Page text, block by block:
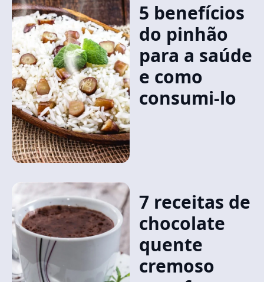
5 benefícios
do pinhão
para a saúde
e como
consumi-lo
7 receitas de
chocolate
quente
cremoso